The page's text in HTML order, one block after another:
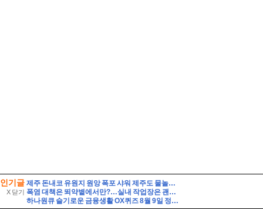
인기글
X 닫기
제주 돈내코 유원지 원앙 폭포 샤워 제주도 물놀이 스팟
폭염 대책은 뙤약볕에서만?…실내 작업장은 괜찮을까[팩트체크]
하나원큐 슬기로운 금융생활 OX퀴즈 8월 9일 정답(하나원큐에서는 나의 은퇴 MBTI를 알아볼수 있다)